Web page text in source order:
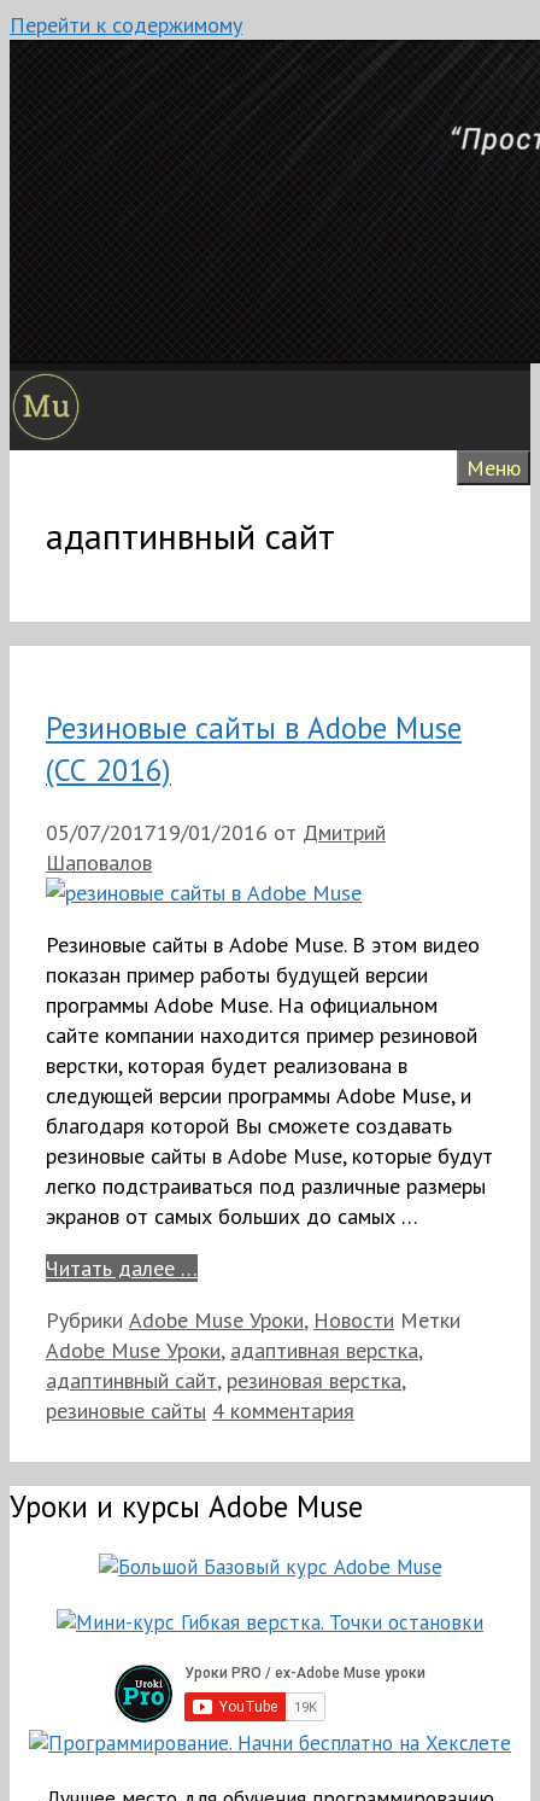
Перейти к содержимому
Меню
адаптинвный сайт
Резиновые сайты в Adobe Muse
(СС 2016)
05/07/201719/01/2016 от Дмитрий
Шаповалов
Резиновые сайты в Adobe Muse. В этом видео
показан пример работы будущей версии
программы Adobe Muse. На официальном
сайте компании находится пример резиновой
верстки, которая будет реализована в
следующей версии программы Adobe Muse, и
благодаря которой Вы сможете создавать
резиновые сайты в Adobe Muse, которые будут
легко подстраиваться под различные размеры
экранов от самых больших до самых …
Читать далее …
Рубрики Adobe Muse Уроки, Новости Метки
Adobe Muse Уроки, адаптивная верстка,
адаптинвный сайт, резиновая верстка,
резиновые сайты 4 комментария
Уроки и курсы Adobe Muse